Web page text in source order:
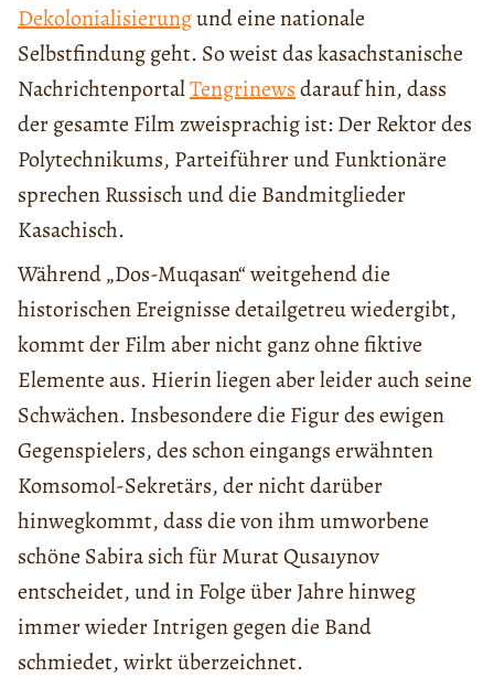
Dekolonialisierungund eine nationale
Selbstfindung geht. So weist das kasachstanische
NachrichtenportalTengrinewsdarauf hin, dass
der gesamte Film zweisprachig ist: Der Rektor des
Polytechnikums, Parteiführer und Funktionäre
sprechen Russisch und die Bandmitglieder
Kasachisch.
Während „Dos-Muqasan“ weitgehend die
historischen Ereignisse detailgetreu wiedergibt,
kommt der Film aber nicht ganz ohne fiktive
Elemente aus. Hierin liegen aber leider auch seine
Schwächen. Insbesondere die Figur des ewigen
Gegenspielers, des schon eingangs erwähnten
Komsomol-Sekretärs, der nicht darüber
hinwegkommt, dass die von ihm umworbene
schöne Sabira sich für Murat Qusaıynov
entscheidet, und in Folge über Jahre hinweg
immer wieder Intrigen gegen die Band
schmiedet, wirkt überzeichnet.